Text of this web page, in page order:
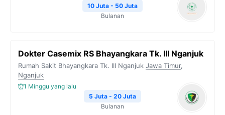
10 Juta - 50 Juta
Bulanan
Dokter Casemix RS Bhayangkara Tk. III Nganjuk
Rumah Sakit Bhayangkara Tk. III Nganjuk Jawa Timur,
Nganjuk
1 Minggu yang lalu
5 Juta - 20 Juta
Bulanan